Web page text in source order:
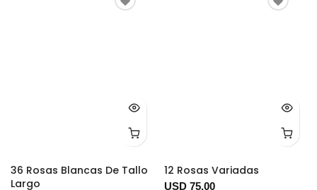
36 Rosas Blancas De Tallo
Largo
12 Rosas Variadas
USD 75.00